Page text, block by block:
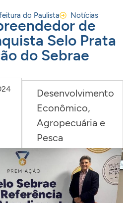
do Paulista Notícias
de
Selo Prata
do Sebrae
Desenvolvimento
Econômico,
Agropecuária e
Pesca